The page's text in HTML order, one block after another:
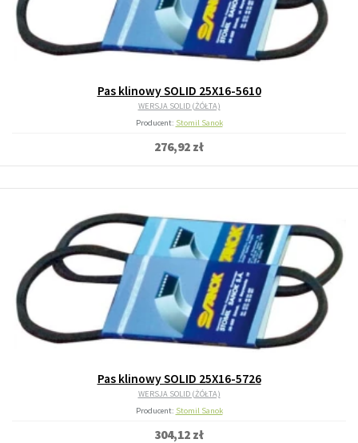
Pas klinowy SOLID 25X16-5610
WERSJA SOLID (ŻÓŁTA)
Producent: Stomil Sanok
276,92 zł
Pas klinowy SOLID 25X16-5726
WERSJA SOLID (ŻÓŁTA)
Producent: Stomil Sanok
304,12 zł